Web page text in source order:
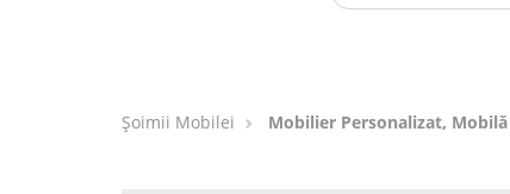
Șoimii Mobilei Mobilier Personalizat, Mobilă